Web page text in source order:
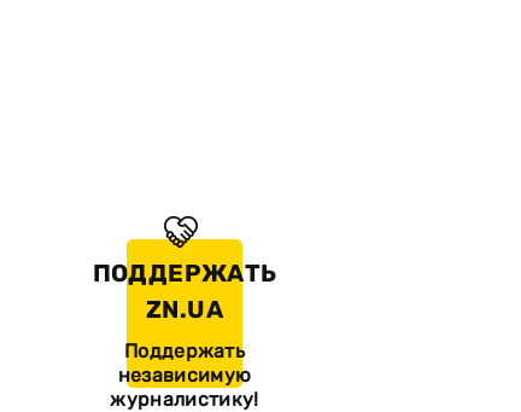
ПОДДЕРЖАТЬ
ZN.UA
Поддержать
независимую
журналистику!